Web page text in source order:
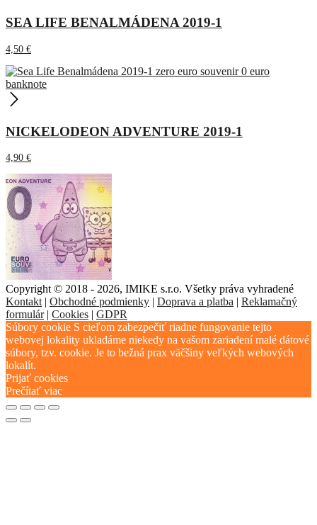
SEA LIFE BENALMÁDENA 2019-1
4,50 €
NICKELODEON ADVENTURE 2019-1
4,90 €
Copyright © 2018 - 2026, IMIKE s.r.o. Všetky práva vyhradené
Kontakt | Obchodné podmienky | Doprava a platba | Reklamačný
formulár| Cookies | GDPR
Súbory cookie S cieľom zabezpečiť riadne fungovanie tejto
webovej lokality ukladáme niekedy na vašom zariadení malé dátové
súbory, tzv. cookie. Je to bežná prax väčšiny veľkých webových
lokalít.
Prijať cookies
Prečítať viac